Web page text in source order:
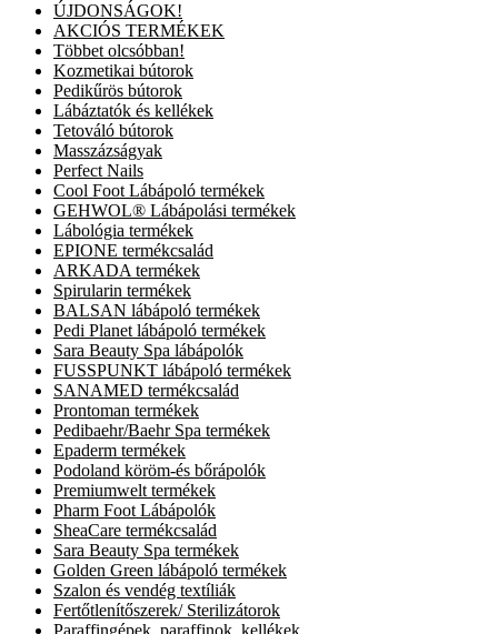
ÚJDONSÁGOK!
AKCIÓS TERMÉKEK
Többet olcsóbban!
Kozmetikai bútorok
Pedikűrös bútorok
Lábáztatók és kellékek
Tetováló bútorok
Masszázságyak
Perfect Nails
Cool Foot Lábápoló termékek
GEHWOL® Lábápolási termékek
Lábológia termékek
EPIONE termékcsalád
ARKADA termékek
Spirularin termékek
BALSAN lábápoló termékek
Pedi Planet lábápoló termékek
Sara Beauty Spa lábápolók
FUSSPUNKT lábápoló termékek
SANAMED termékcsalád
Prontoman termékek
Pedibaehr/Baehr Spa termékek
Epaderm termékek
Podoland köröm-és bőrápolók
Premiumwelt termékek
Pharm Foot Lábápolók
SheaCare termékcsalád
Sara Beauty Spa termékek
Golden Green lábápoló termékek
Szalon és vendég textíliák
Fertőtlenítőszerek/ Sterilizátorok